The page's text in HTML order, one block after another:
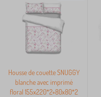
Housse de couette SNUGGY
blanche avec imprimé
floral 155x220*2+80x80*2